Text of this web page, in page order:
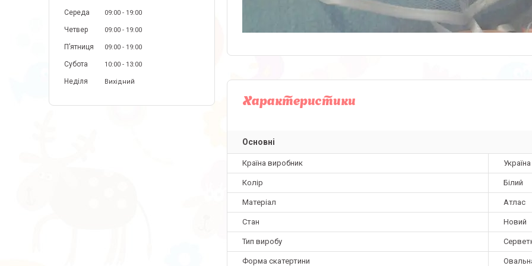
Характеристики
Основні
Країна виробник Україна
Колір Білий
Матеріал Атлас
Стан Новий
Тип виробу
Форма скатертини
Середа 09:00 19:00
Четвер 09:00 19:00
Пʼятниця 09:00 19:00
Субота 10:00 13:00
Неділя Вихідний